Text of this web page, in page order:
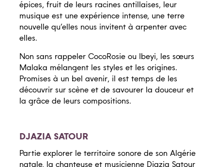
épices, fruit de leurs racines antillaises, leur
musique est une expérience intense, une terre
nouvelle qu’elles nous invitent à arpenter avec
elles.
Non sans rappeler CocoRosie ou Ibeyi, les sœurs
Malaka mélangent les styles et les origines.
Promises à un bel avenir, il est temps de les
découvrir sur scène et de savourer la douceur et
la grâce de leurs compositions.
DJAZIA SATOUR
Partie explorer le territoire sonore de son Algérie
natale, la chanteuse et musicienne Djazia Satour